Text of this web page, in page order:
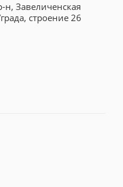
н, Завеличенская
строение 26